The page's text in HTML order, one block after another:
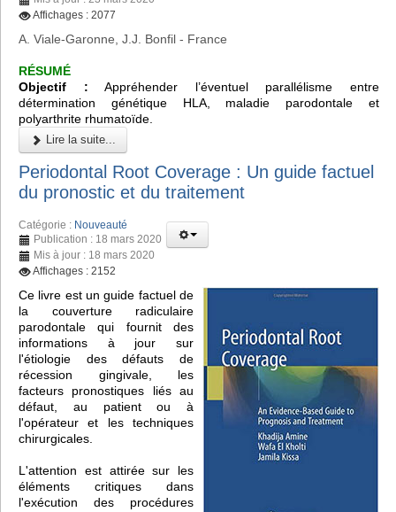
Affichages : 2077
A. Viale-Garonne, J.J. Bonfil - France
RÉSUMÉ
Objectif : Appréhender l’éventuel parallélisme entre
détermination génétique HLA, maladie parodontale et
polyarthrite rhumatoïde.
Lire la suite...
Periodontal Root Coverage : Un guide factuel
du pronostic et du traitement
Catégorie : Nouveauté
Publication : 18 mars 2020
Mis à jour : 18 mars 2020
Affichages : 2152
Ce livre est un guide factuel de
la couverture radiculaire
parodontale qui fournit des
informations à jour sur
l'étiologie des défauts de
récession gingivale, les
facteurs pronostiques liés au
défaut, au patient ou à
l'opérateur et les techniques
chirurgicales.
L'attention est attirée sur les
éléments critiques dans
l'exécution des procédures